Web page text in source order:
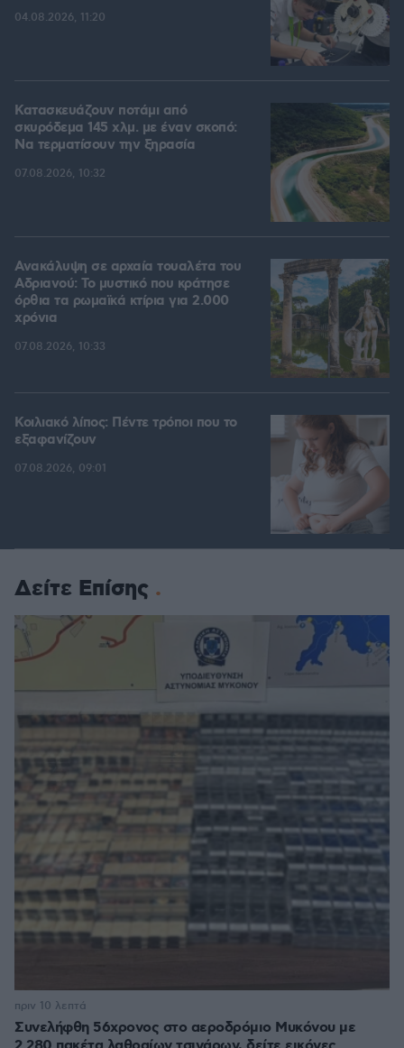
04.08.2026, 11:20
Κατασκευάζουν ποτάμι από
σκυρόδεμα 145 χλμ. με έναν σκοπό:
Να τερματίσουν την ξηρασία
07.08.2026, 10:32
Ανακάλυψη σε αρχαία τουαλέτα του
Αδριανού: Το μυστικό που κράτησε
όρθια τα ρωμαϊκά κτίρια για 2.000
χρόνια
07.08.2026, 10:33
Κοιλιακό λίπος: Πέντε τρόποι που το
εξαφανίζουν
07.08.2026, 09:01
Δείτε Επίσης
Συνελήφθη 56χρονος στο αεροδρόμιο Μυκόνου με
πριν 10 λεπτά